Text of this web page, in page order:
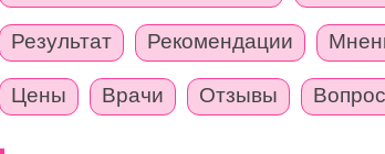
Результат Рекомендации
Цены Врачи Отзывы